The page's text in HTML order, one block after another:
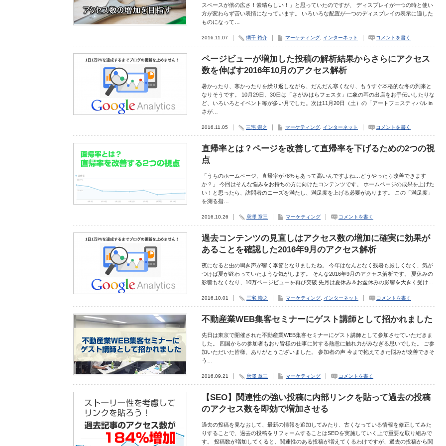
スペースが倍の広さ！素晴らしい！」と思っていたのですが、 ディスプレイが一つの時と使い
方が変わらず苦い表情になっています。 いろいろな配置が一つのディスプレイの表示に適した
ものになって…
2016.11.07 網干 裕介 マーケティング インターネット コメントを書く
ページビューが増加した投稿の解析結果からさらにアクセス
数を伸ばす2016年10月のアクセス解析
暑かったり、寒かったりを繰り返しながら、だんだん寒くなり、もうすぐ本格的な冬の到来と
なりそうです。 10月29日、30日は「さがみはらフェスタ」に象の耳の出店をお手伝いしたりな
ど、いろいろとイベント毎が多い月でした。次は11月20日（土）の「アートフェスティバル in
さが…
2016.11.05 三宅 崇之 マーケティング インターネット コメントを書く
直帰率とは？ページを改善して直帰率を下げるための2つの視
点
「うちのホームページ、直帰率が78%もあって高いんですよね…どうやったら改善できます
か？」 今回はそんな悩みをお持ちの方に向けたコンテンツです。 ホームページの成果を上げた
い！と思ったら、訪問者のニーズを満たし、満足度を上げる必要があります。 この「満足度」
を測る指…
2016.10.26 唐澤 章三 マーケティング コメントを書く
過去コンテンツの見直しはアクセス数の増加に確実に効果が
あることを確認した2016年9月のアクセス解析
夜になると虫の鳴き声が響く季節となりましたね。 今年はなんとなく残暑も厳しくなく、気が
つけば夏が終わっていたような気がします。 そんな2016年9月のアクセス解析です。 夏休みの
影響もなくなり、10万ページビューを再び突破 先月は夏休み＆お盆休みの影響を大きく受け…
2016.10.01 三宅 崇之 マーケティング インターネット コメントを書く
不動産業WEB集客セミナーにゲスト講師として招かれました
先日は東京で開催された不動産業WEB集客セミナーにゲスト講師として参加させていただきま
した。 四国からの参加者もおり皆様の仕事に対する熱意に触れ力がみなぎる思いでした。 ご参
加いただいた皆様、ありがとうございました。 参加者の声 今まで抱えてきた悩みが改善できそ
う…
2016.09.21 唐澤 章三 マーケティング コメントを書く
【SEO】関連性の強い投稿に内部リンクを貼って過去の投稿
のアクセス数を即効で増加させる
過去の投稿を見なおして、最新の情報を追加してみたり、古くなっている情報を修正してみた
りすることで、過去の投稿をリフォームすることはSEOを実施していく上で重要な取り組みで
す。 投稿数が増加してくると、関連性のある投稿が増えてくるわけですが、過去の投稿から関